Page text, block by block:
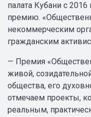
палата Кубани с
премию.
некоммерческим
гражданским
— Премия
живой,
общества, его
отмечаем проекты,
реальным,